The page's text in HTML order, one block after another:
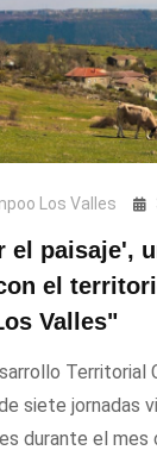
Los Valles
el paisaje',
el
Valles"
Territorial
siete jornadas
durante el